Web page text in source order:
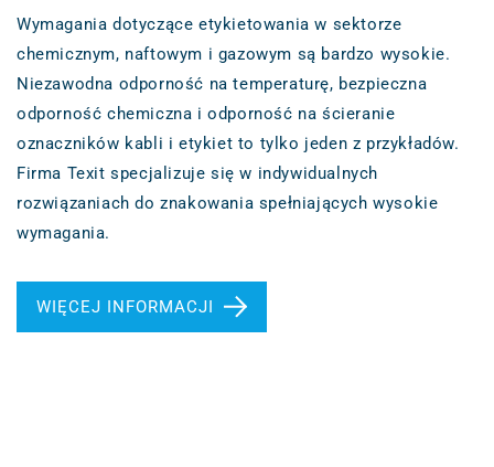
Wymagania dotyczące etykietowania w sektorze
chemicznym, naftowym i gazowym są bardzo wysokie.
Niezawodna odporność na temperaturę, bezpieczna
odporność chemiczna i odporność na ścieranie
oznaczników kabli i etykiet to tylko jeden z przykładów.
Firma Texit specjalizuje się w indywidualnych
rozwiązaniach do znakowania spełniających wysokie
wymagania.
WIĘCEJ INFORMACJI